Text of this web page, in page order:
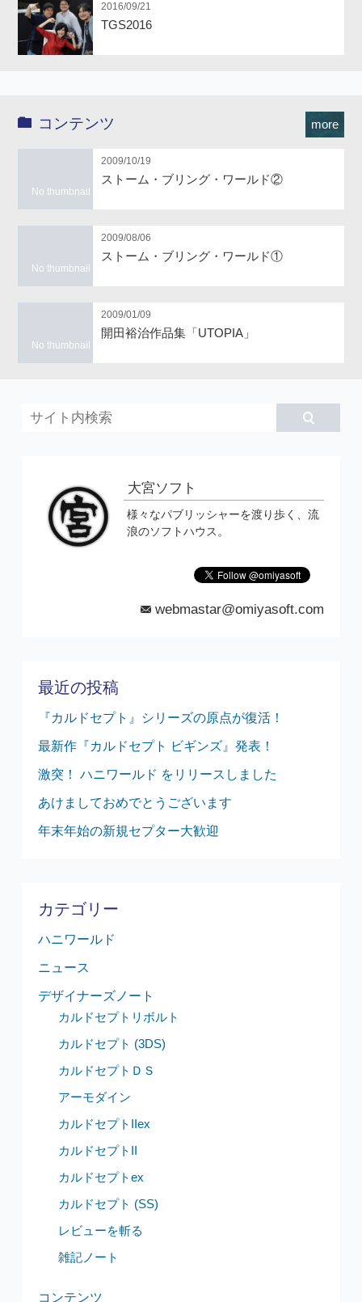
2016/09/21
TGS2016
more
コンテンツ
No thumbnail
2009/10/19
ストーム・ブリング・ワールド②
No thumbnail
2009/08/06
ストーム・ブリング・ワールド①
No thumbnail
2009/01/09
開田裕治作品集「UTOPIA」
大宮ソフト
様々なパブリッシャーを渡り歩く、流
浪のソフトハウス。
mail webmastar@omiyasoft.com
最近の投稿
『カルドセプト』シリーズの原点が復活！
最新作『カルドセプト ビギンズ』発表！
激突！ ハニワールド をリリースしました
あけましておめでとうございます
年末年始の新規セプター大歓迎
カテゴリー
ハニワールド
ニュース
デザイナーズノート
カルドセプトリボルト
カルドセプト (3DS)
カルドセプトＤＳ
アーモダイン
カルドセプトIIex
カルドセプトII
カルドセプトex
カルドセプト (SS)
レビューを斬る
雑記ノート
コンテンツ